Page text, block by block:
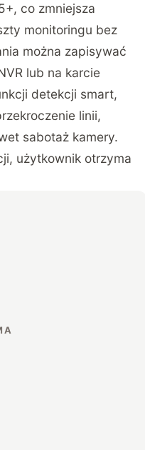
co zmniejsza
monitoringu bez
można zapisywać
lub na karcie
detekcji smart,
linii,
sabotaż kamery.
użytkownik otrzyma